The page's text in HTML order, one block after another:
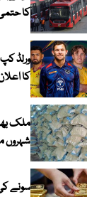
کا
کا
ملک
شہروں میں 20 کلو تھیلا
سونے